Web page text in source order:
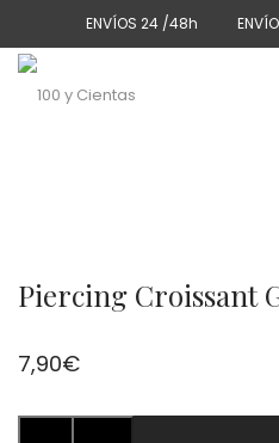
ENVÍOS 24 /48h
Piercing Croissant
7,90€